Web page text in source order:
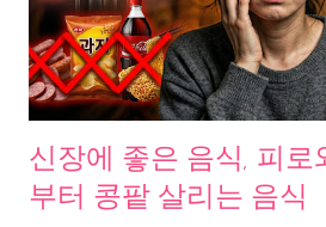
다. 촬영과 동시에 뇌혈관 폐색이 확인됐
전 제거 시술이 끝났다. 큰 후유증 없이
에서 이송된 66세 환자. 다른 의료기관
했다. 그런데 포항세명기독병원 의료진
잡아냈고, CT를 시행했다. AI가 뇌경색
니 수액 맞고 쉬세요”로 끝날 뻔한 상황
다. 왜 식중독이랑 헷갈리는 걸까 뇌경색
신장에 좋은 음식, 피로
부터 콩팥 살리는 음식